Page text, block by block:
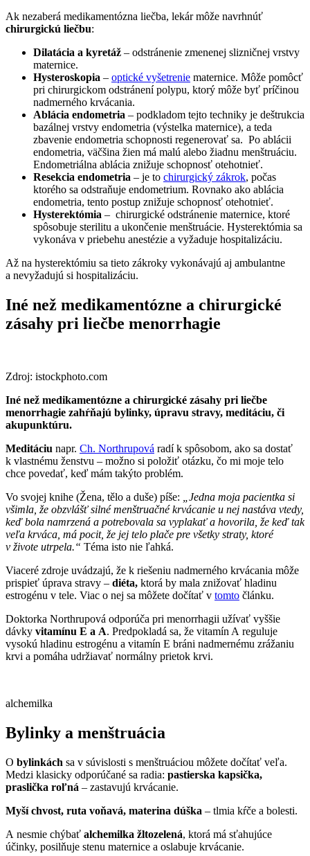
Ak nezaberá medikamentózna liečba, lekár môže navrhnúť
chirurgickú liečbu:
Dilatácia a kyretáž – odstránenie zmenenej slizničnej vrstvy
maternice.
Hysteroskopia – optické vyšetrenie maternice. Môže pomôcť
pri chirurgickom odstránení polypu, ktorý môže byť príčinou
nadmerného krvácania.
Ablácia endometria – podkladom tejto techniky je deštrukcia
bazálnej vrstvy endometria (výstelka maternice), a teda
zbavenie endometria schopnosti regenerovať sa. Po ablácii
endometria, väčšina žien má malú alebo žiadnu menštruáciu.
Endometriálna ablácia znižuje schopnosť otehotnieť.
Resekcia endometria – je to chirurgický zákrok, počas
ktorého sa odstraňuje endometrium. Rovnako ako ablácia
endometria, tento postup znižuje schopnosť otehotnieť.
Hysterektómia – chirurgické odstránenie maternice, ktoré
spôsobuje sterilitu a ukončenie menštruácie. Hysterektómia sa
vykonáva v priebehu anestézie a vyžaduje hospitalizáciu.
Až na hysterektómiu sa tieto zákroky vykonávajú aj ambulantne
a nevyžadujú si hospitalizáciu.
Iné než medikamentózne a chirurgické
zásahy pri liečbe menorrhagie
Zdroj: istockphoto.com
Iné než medikamentózne a chirurgické zásahy pri liečbe
menorrhagie zahŕňajú bylinky, úpravu stravy, meditáciu, či
akupunktúru.
Meditáciu napr. Ch. Northrupová radí k spôsobom, ako sa dostať
k vlastnému ženstvu – možno si položiť otázku, čo mi moje telo
chce povedať, keď mám takýto problém.
Vo svojej knihe (Žena, tělo a duše) píše:
„Jedna moja pacientka si
všimla, že obzvlášť silné menštruačné krvácanie u nej nastáva vtedy,
keď bola namrzená a potrebovala sa vyplakať a hovorila, že keď tak
veľa krváca, má pocit, že jej telo plače pre všetky straty, ktoré
v živote utrpela.“ Téma isto nie ľahká.
Viaceré zdroje uvádzajú, že k riešeniu nadmerného krvácania môže
prispieť úprava stravy – diéta, ktorá by mala znižovať hladinu
estrogénu v tele. Viac o nej sa môžete dočítať v tomto článku.
Doktorka Northrupová odporúča pri menorrhagii užívať vyššie
dávky vitamínu E a A. Predpokladá sa, že vitamín A reguluje
vysokú hladinu estrogénu a vitamín E bráni nadmernému zrážaniu
krvi a pomáha udržiavať normálny prietok krvi.
alchemilka
Bylinky a menštruácia
O bylinkách sa v súvislosti s menštruáciou môžete dočítať veľa.
Medzi klasicky odporúčané sa radia: pastierska kapsička,
praslička roľná – zastavujú krvácanie.
Myší chvost, ruta voňavá, materina dúška – tlmia kŕče a bolesti.
A nesmie chýbať alchemilka žltozelená, ktorá má sťahujúce
účinky, posilňuje stenu maternice a oslabuje krvácanie.